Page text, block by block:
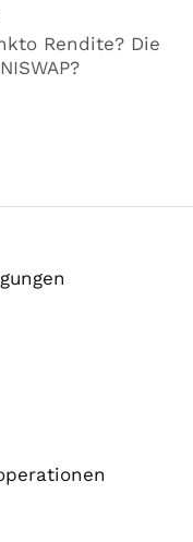
rockt…
Rendite? Die